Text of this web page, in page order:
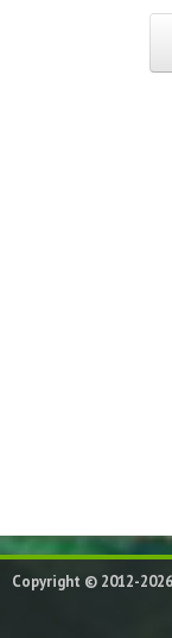
Copyright © 2012-